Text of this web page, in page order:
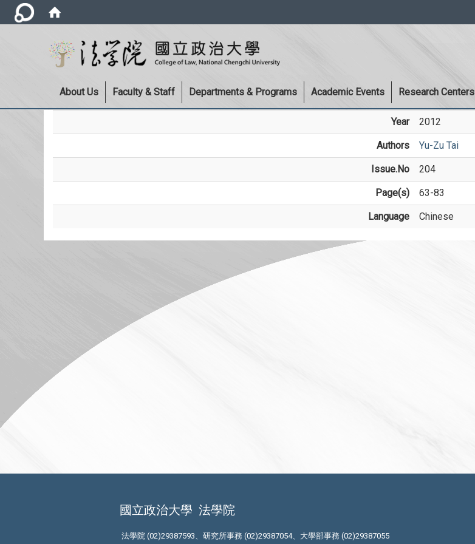
About Us Faculty & Staff Departments & Programs Academic Events Research Centers
Year 2012
Authors Yu-Zu Tai
Issue.No 204
Page(s) 63-83
Language Chinese
國立政治大學 法學院
法學院 (02)29387593、研究所事務 (02)29387054、大學部事務 (02)29387055